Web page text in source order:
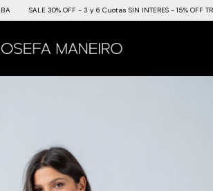
SALE 30% OFF - 3 y 6 Cuotas SIN INTERES - 15% OFF